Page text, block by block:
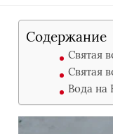
Содержание
Святая
Святая
Вода на